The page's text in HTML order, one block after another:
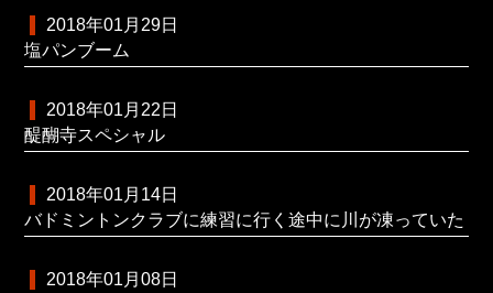
2018年01月29日
塩パンブーム
2018年01月22日
醍醐寺スペシャル
2018年01月14日
バドミントンクラブに練習に行く途中に川が凍っていた
2018年01月08日